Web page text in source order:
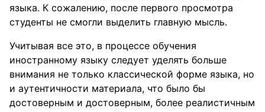
языка. К сожалению, после первого просмотра
студенты не смогли выделить главную мысль.
Учитывая все это, в процессе обучения
иностранному языку следует уделять больше
внимания не только классической форме языка, но
и аутентичности материала, что было бы
достоверным и достоверным, более реалистичным